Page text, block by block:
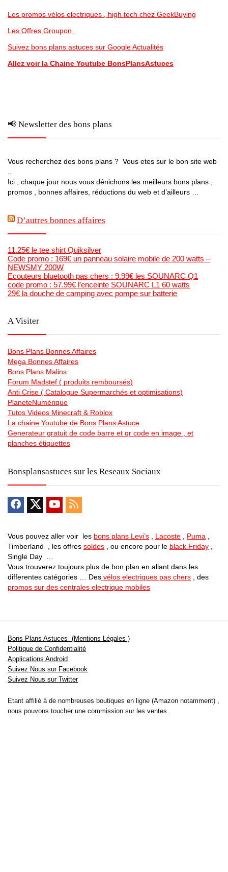
Les promos vélos electriques , high tech chez GeekBuying
Les Offres Groupon
Suivez bons plans astuces sur Google Actualités
Allez voir la Chaine Youtube BonsPlansAstuces
📢 Newsletter des bons plans
Vous recherchez des bons plans ? Vous etes sur le bon site web
Ici , chaque jour nous vous dénichons les meilleurs bons plans ,
promos , bonnes affaires, réductions du web et d’ailleurs …
D’autres bonnes affaires
11.25€ le tee shirt Quiksilver
Code promo : 169€ un panneau solaire mobile de 200 watts –
NEWSMY 200W
Ecouteurs bluetooth pas chers : 9.99€ les SOUNARC Q1
code promo : 57.99€ l’enceinte SOUNARC L1 60 watts
29€ la douche de camping avec pompe sur batterie
A Visiter
Bons Plans Bonnes Affaires
Mega Bonnes Affaires
Bons Plans Malins
Forum Madstef ( produits remboursés)
Anti Crise ( Catalogue Supermarchés et optimisations)
PlaneteNumérique
Tutos Videos Minecraft & Roblox
La chaine Youtube de Bons Plans Astuce
Generateur gratuit de code barre et qr code en image , et
planches étiquettes
Bonsplansastuces sur les Reseaux Sociaux
Vous pouvez aller voir les bons plans Levi’s Lacoste Puma
Timberland , les offres soldes , ou encore pour le black Friday
Single Day …
Vous trouverez toujours plus de bon plan en allant dans les
differentes catégories … Des vélos electriques pas chers , des
promos sur des centrales electrique mobiles
Bons Plans Astuces (Mentions Légales )
Politique de Confidentialité
Applications Android
Suivez Nous sur Facebook
Suivez Nous sur Twitter
Etant affilié à de nombreuses boutiques en ligne (Amazon notamment) ,
nous pouvons toucher une commission sur les ventes .